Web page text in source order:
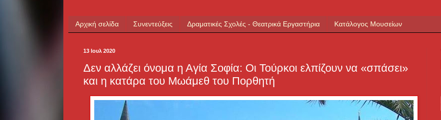
Αρχική σελίδα Συνεντεύξεις Δραματικές Σχολές - Θεατρικά Εργαστήρια Κατάλογος Μουσείων
13 Ιουλ 2020
Δεν αλλάζει όνομα η Αγία Σοφία: Οι Τούρκοι ελπίζουν να «σπάσει»
και η κατάρα του Μωάμεθ του Πορθητή